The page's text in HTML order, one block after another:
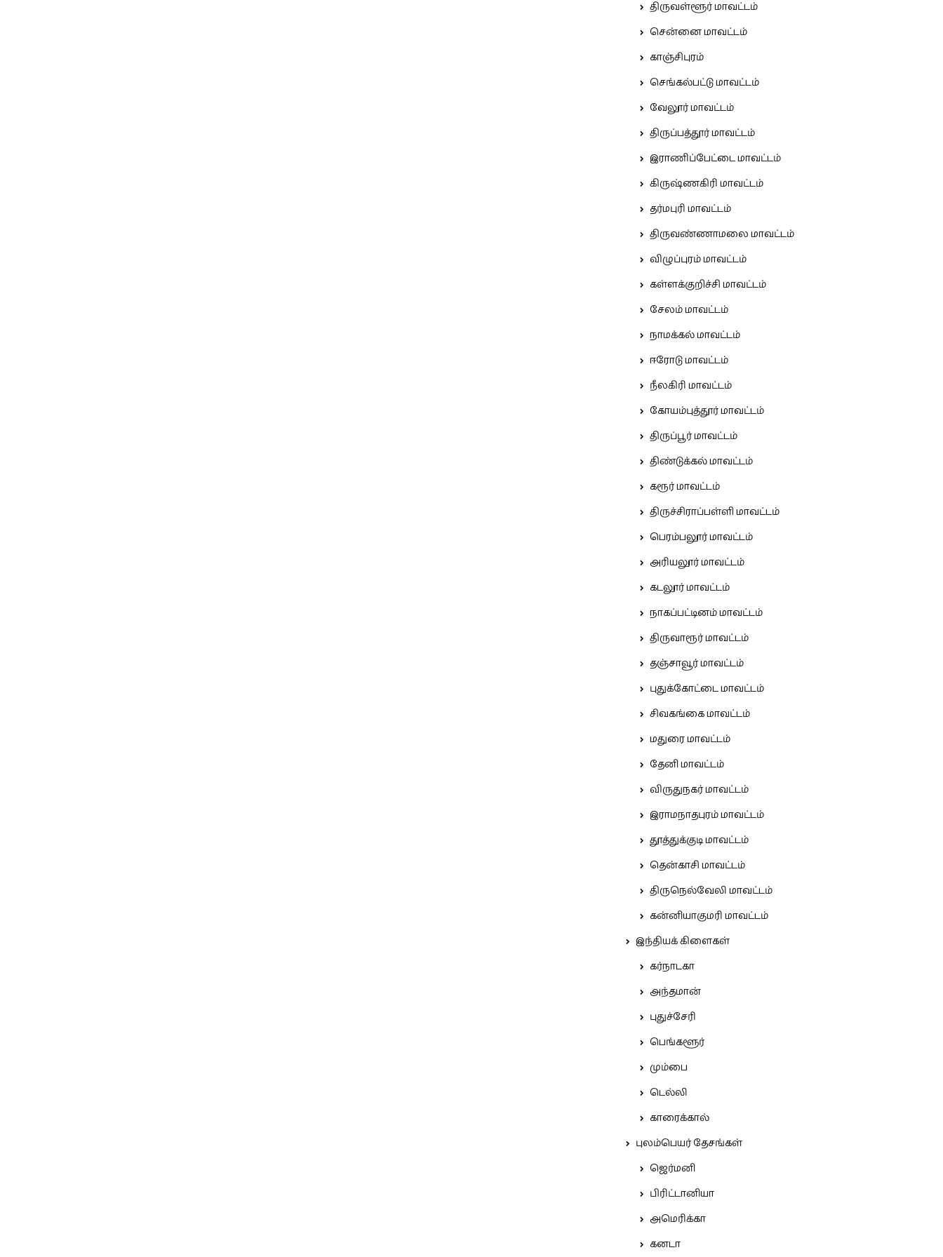
திருவள்ளூர் மாவட்டம்
சென்னை மாவட்டம்
காஞ்சிபுரம்
செங்கல்பட்டு மாவட்டம்
வேலூர் மாவட்டம்
திருப்பத்தூர் மாவட்டம்
இராணிப்பேட்டை மாவட்டம்
கிருஷ்ணகிரி மாவட்டம்
தர்மபுரி மாவட்டம்
திருவண்ணாமலை மாவட்டம்
விழுப்புரம் மாவட்டம்
கள்ளக்குறிச்சி மாவட்டம்
சேலம் மாவட்டம்
நாமக்கல் மாவட்டம்
ஈரோடு மாவட்டம்
நீலகிரி மாவட்டம்
கோயம்புத்தூர் மாவட்டம்
திருப்பூர் மாவட்டம்
திண்டுக்கல் மாவட்டம்
கரூர் மாவட்டம்
திருச்சிராப்பள்ளி மாவட்டம்
பெரம்பலூர் மாவட்டம்
அரியலூர் மாவட்டம்
கடலூர் மாவட்டம்
நாகப்பட்டினம் மாவட்டம்
திருவாரூர் மாவட்டம்
தஞ்சாவூர் மாவட்டம்
புதுக்கோட்டை மாவட்டம்
சிவகங்கை மாவட்டம்
மதுரை மாவட்டம்
தேனி மாவட்டம்
விருதுநகர் மாவட்டம்
இராமநாதபுரம் மாவட்டம்
தூத்துக்குடி மாவட்டம்
தென்காசி மாவட்டம்
திருநெல்வேலி மாவட்டம்
கன்னியாகுமரி மாவட்டம்
இந்தியக் கிளைகள்
கர்நாடகா
அந்தமான்
புதுச்சேரி
பெங்களூர்
மும்பை
டெல்லி
காரைக்கால்
புலம்பெயர் தேசங்கள்
ஜெர்மனி
பிரிட்டானியா
அமெரிக்கா
கனடா